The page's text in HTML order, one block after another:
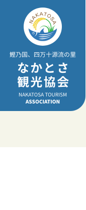
content